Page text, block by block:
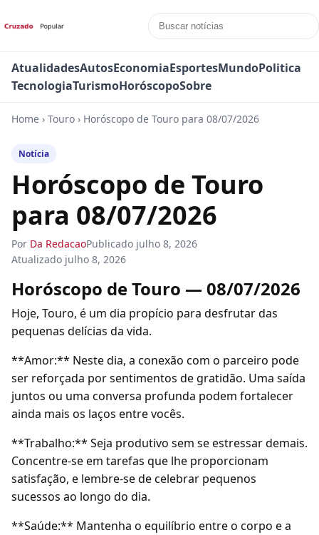
AtualidadesAutosEconomiaEsportesMundoPolitica
TecnologiaTurismoHoróscopoSobre
Home › Touro › Horóscopo de Touro para 08/07/2026
Notícia
Horóscopo de Touro
para 08/07/2026
Por Da RedacaoPublicado julho 8, 2026
Atualizado julho 8, 2026
Horóscopo de Touro — 08/07/2026
Hoje, Touro, é um dia propício para desfrutar das
pequenas delícias da vida.
**Amor:** Neste dia, a conexão com o parceiro pode
ser reforçada por sentimentos de gratidão. Uma saída
juntos ou uma conversa profunda podem fortalecer
ainda mais os laços entre vocês.
**Trabalho:** Seja produtivo sem se estressar demais.
Concentre-se em tarefas que lhe proporcionam
satisfação, e lembre-se de celebrar pequenos
sucessos ao longo do dia.
**Saúde:** Mantenha o equilíbrio entre o corpo e a